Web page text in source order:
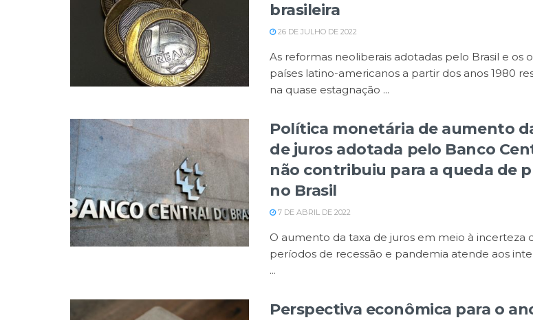
brasileira
26 DE JULHO DE 2022
As reformas neoliberais adotadas pelo Brasil e os
países latino-americanos a partir dos anos 1980
na quase estagnação ...
Política monetária de aumento
de juros adotada pelo Banco
não contribuiu para a queda de
no Brasil
7 DE ABRIL DE 2022
O aumento da taxa de juros em meio à incerteza
períodos de recessão e pandemia atende aos
...
Perspectiva econômica para o